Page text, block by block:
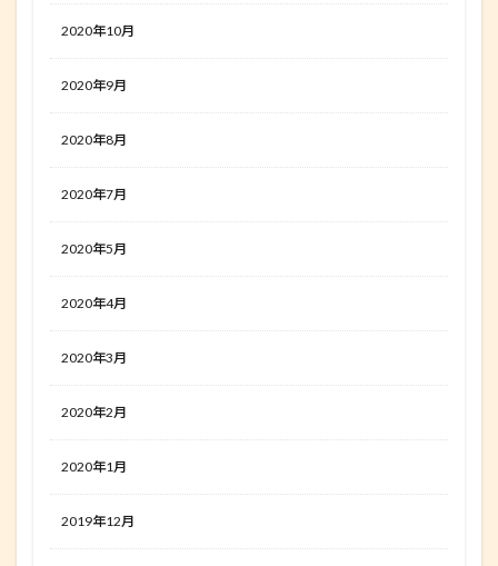
2020年10月
2020年9月
2020年8月
2020年7月
2020年5月
2020年4月
2020年3月
2020年2月
2020年1月
2019年12月